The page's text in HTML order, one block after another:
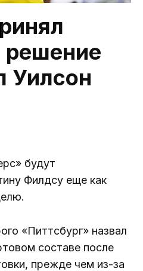
решение
Уилсон
будут
Филдсу еще как
«Питтсбург» назвал
составе после
прежде чем из-за